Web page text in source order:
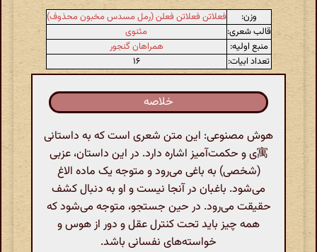
وزن:
فعلاتن فعلاتن فعلن (رمل مسدس مخبون محذوف)
قالب شعری:
مثنوی
منبع اولیه:
همراهان گنجور
تعداد ابیات:
۱۶
خلاصه
هوش مصنوعی: این متن شعری است که به داستانی
寓ی و حکمت‌آمیز اشاره دارد. در این داستان، عزبی
(شخصی) به باغی می‌رود و متوجه یک ماده الاغ
می‌شود. باغبان در آنجا نیست و او به دنبال کشف
حقیقت می‌رود. در حین جستجو، متوجه می‌شود که
همه چیز باید تحت کنترل عقل و دور از هوس و
خواسته‌های نفسانی باشد.